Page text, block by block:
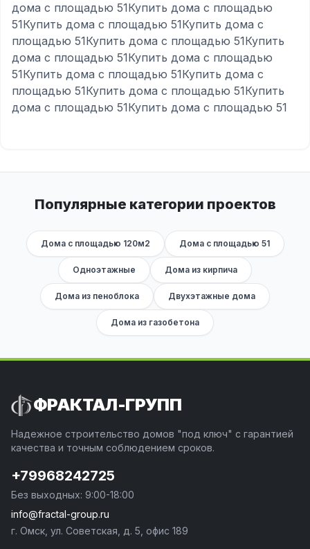
дома с площадью 51Купить дома с площадью
51Купить дома с площадью 51Купить дома с
площадью 51Купить дома с площадью 51Купить
дома с площадью 51Купить дома с площадью
51Купить дома с площадью 51Купить дома с
площадью 51Купить дома с площадью 51Купить
дома с площадью 51Купить дома с площадью 51
Популярные категории проектов
Дома с площадью 120м2 Дома с площадью 51
Одноэтажные Дома из кирпича
Дома из пеноблока Двухэтажные дома
Дома из газобетона
ФРАКТАЛ-ГРУПП
Надежное строительство домов "под ключ" с гарантией
качества и точным соблюдением сроков.
+79968242725
Без выходных: 9:00-18:00
info@fractal-group.ru
г. Омск, ул. Советская, д. 5, офис 189